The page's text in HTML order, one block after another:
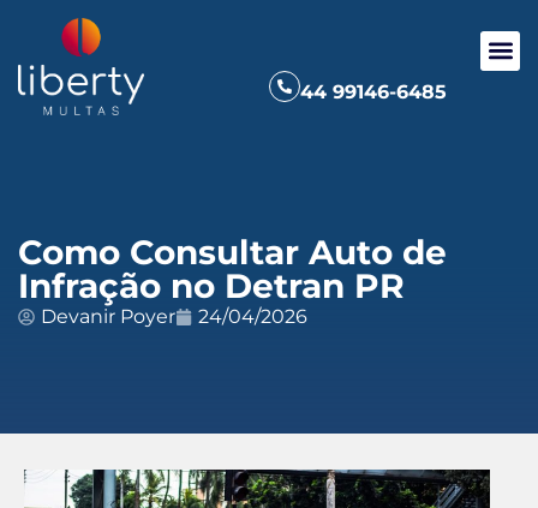
44 99146-6485
Como Consultar Auto de
Infração no Detran PR
Devanir Poyer 24/04/2026